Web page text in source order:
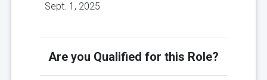
Sept. 1, 2025
Are you Qualified for this Role?